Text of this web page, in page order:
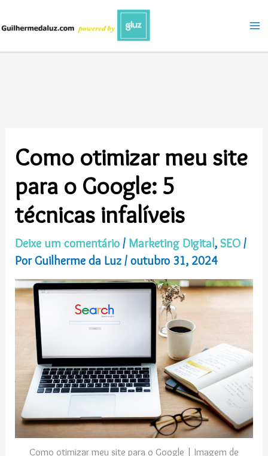
o
Como otimizar meu site
para o Google: 5
técnicas infalíveis
Deixe um comentário / Marketing Digital,SEO /
PorGuilherme da Luz/outubro 31, 2024
Como otimizar meu site para o Google | Imagem de